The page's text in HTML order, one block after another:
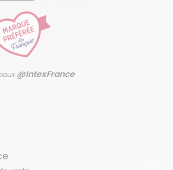
@IntexFrance